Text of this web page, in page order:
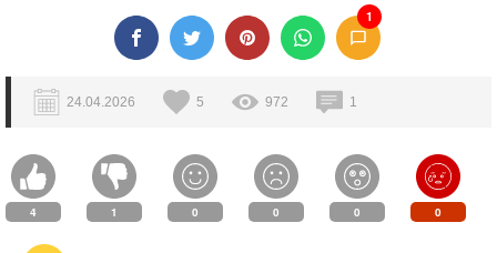
1
24.04.2026 5 972 1
4 1 0 0 0 0